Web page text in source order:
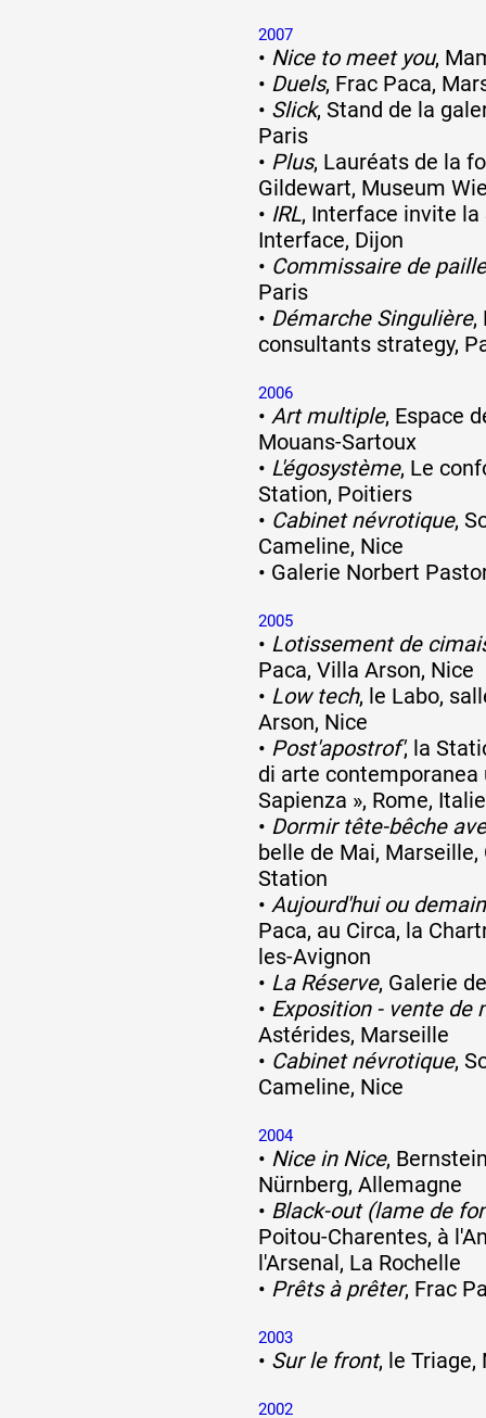
2007
• Nice to meet you,
• Duels, Frac Paca,
• Slick, Stand de la
Paris
• Plus, Lauréats de la
Gildewart, Museum
• IRL, Interface invite
Interface, Dijon
• Commissaire de paille
Paris
• Démarche Singulière,
consultants strategy,
2006
• Art multiple, Espace
Mouans-Sartoux
• L'égosystème, Le
Station, Poitiers
• Cabinet névrotique,
Cameline, Nice
• Galerie Norbert
2005
• Lotissement de
Paca, Villa Arson, Nice
• Low tech, le Labo,
Arson, Nice
• Post'apostrof', la
di arte
Sapienza », Rome, Italie
• Dormir tête-bêche
belle de Mai,
Station
• Aujourd'hui ou demain
Paca, au Circa, la
les-Avignon
• La Réserve, Galerie
• Exposition - vente de
Astérides, Marseille
• Cabinet névrotique,
Cameline, Nice
2004
• Nice in Nice,
Nürnberg, Allemagne
• Black-out (lame de
Poitou-Charentes, à
l'Arsenal, La Rochelle
• Prêts à prêter, Frac
2003
• Sur le front, le Triage,
2002